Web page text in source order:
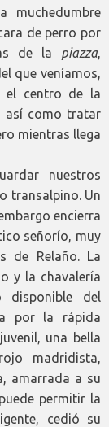
muchedumbre
de perro por
de la piazza,
que veníamos,
el centro de la
así como tratar
mientras llega
nuestros
transalpino. Un
encierra
señorío, muy
de Relaño. La
y la chavalería
disponible del
por la rápida
una bella
madridista,
amarrada a su
permitir la
cedió su